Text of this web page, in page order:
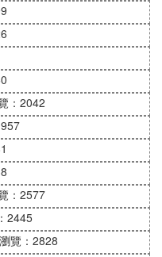
建議下載翻譯軟體。
飛車黨（背包前
/周，無限流量）。
以提供出發地、時間
：2042
：2577
2445
瀏覽：2828